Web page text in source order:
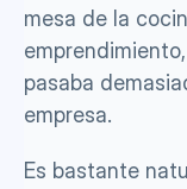
mesa de la
pasaba
empresa.
Es bastante